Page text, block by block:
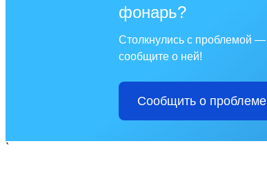
фонарь?
Столкнулись с проблемой —
сообщите о ней!
Сообщить о проблеме
`